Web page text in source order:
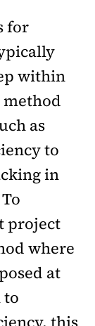
for
within
as
to
in
project
where
at
to